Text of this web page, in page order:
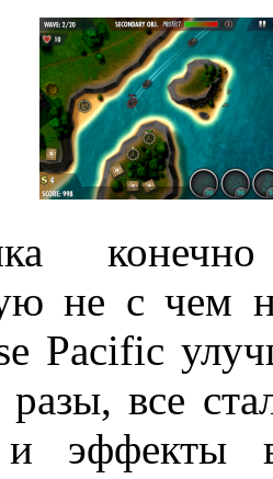
не с чем
Pacific
все
эффекты